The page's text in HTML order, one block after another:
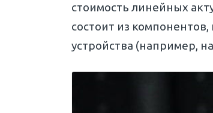
стоимость линейных
состоит из
устройства (например,